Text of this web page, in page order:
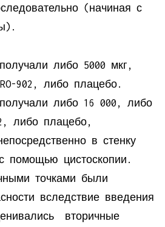
(начиная с
либо 5000 мкг,
902, либо плацебо.
либо 16 000, либо
либо плацебо,
в стенку
помощью цистоскопии.
точками были
вследствие введения
вторичные